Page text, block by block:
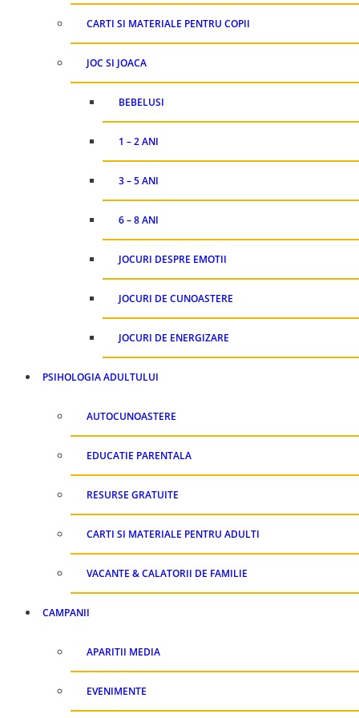
CARTI SI MATERIALE PENTRU COPII
JOC SI JOACA
BEBELUSI
1 – 2 ANI
3 – 5 ANI
6 – 8 ANI
JOCURI DESPRE EMOTII
JOCURI DE CUNOASTERE
JOCURI DE ENERGIZARE
PSIHOLOGIA ADULTULUI
AUTOCUNOASTERE
EDUCATIE PARENTALA
RESURSE GRATUITE
CARTI SI MATERIALE PENTRU ADULTI
VACANTE & CALATORII DE FAMILIE
CAMPANII
APARITII MEDIA
EVENIMENTE